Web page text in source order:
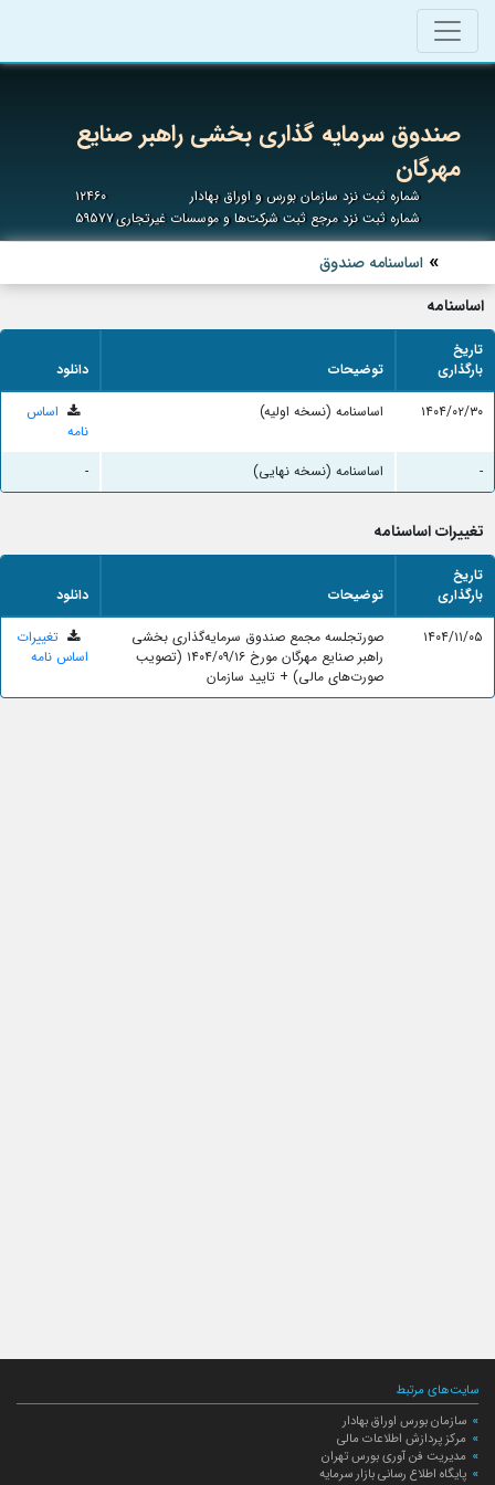
صندوق سرمایه گذاری بخشی راهبر صنایع
مهرگان
شماره ثبت نزد سازمان بورس و اوراق بهادار
۱۲۴۶۰
شماره ثبت نزد مرجع ثبت شرکت‌ها و موسسات غیرتجاری۵۹۵۷۷
اساسنامه صندوق
اساسنامه
تاریخ
بارگذاری
توضیحات
دانلود
۱۴۰۴/۰۲/۳۰
اساسنامه (نسخه اولیه)
اساس
نامه
-
اساسنامه (نسخه نهایی) -
تغییرات اساسنامه
تاریخ
بارگذاری
توضیحات
دانلود
۱۴۰۴/۱۱/۰۵
صورتجلسه مجمع صندوق سرمایه‌گذاری بخشی
راهبر صنایع مهرگان مورخ ۱۴۰۴/۰۹/۱۶ (تصویب
صورت‌های مالی) + تایید سازمان
تغییرات
اساس نامه
سایت‌های مرتبط
سازمان بورس اوراق بهادار
مرکز پردازش اطلاعات مالی
مدیریت فن آوری بورس تهران
پایگاه اطلاع رسانی بازار سرمایه